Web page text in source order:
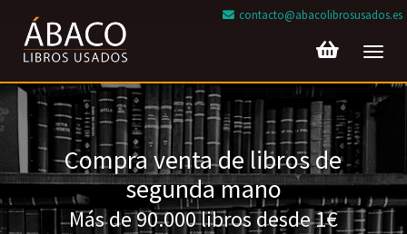
contacto@abacolibrosusados.es
Compra venta de libros de
segunda mano
Más de 90.000 libros desde 1€